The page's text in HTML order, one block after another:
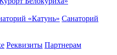
«Катунь» Санаторий
Реквизиты Партнерам